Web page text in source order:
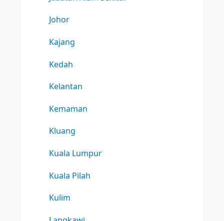
Johor
Kajang
Kedah
Kelantan
Kemaman
Kluang
Kuala Lumpur
Kuala Pilah
Kulim